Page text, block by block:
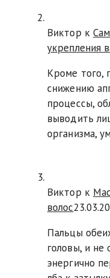
Виктор к
укрепления
Кроме того,
снижению
процессы,
выводить
организма,
Виктор к
волос
Пальцы
головы, и не
энергично